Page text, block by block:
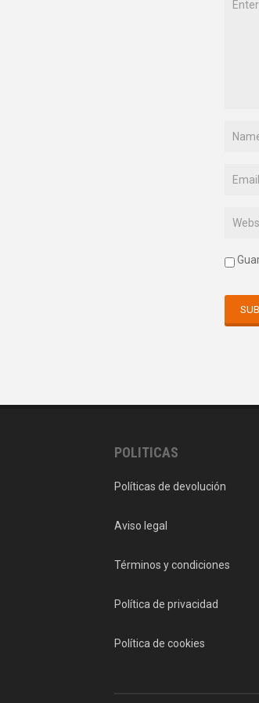
POLITICAS
Políticas de devolución
Aviso legal
Términos y condiciones
Política de privacidad
Política de cookies